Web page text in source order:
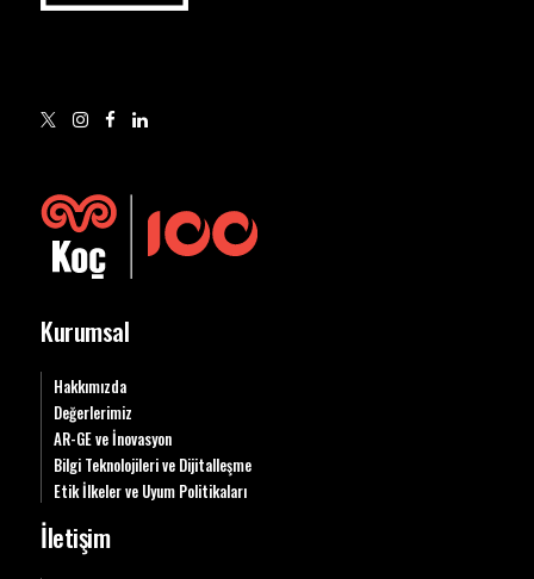
Kurumsal
Hakkımızda
Değerlerimiz
AR-GE ve İnovasyon
Bilgi Teknolojileri ve Dijitalleşme
Etik İlkeler ve Uyum Politikaları
İletişim